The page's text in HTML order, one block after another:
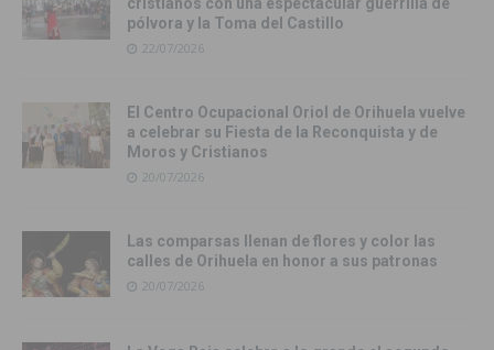
pólvora y la Toma del Castillo
22/07/2026
El Centro Ocupacional Oriol de Orihuela vuelve
a celebrar su Fiesta de la Reconquista y de
Moros y Cristianos
20/07/2026
Las comparsas llenan de flores y color las
calles de Orihuela en honor a sus patronas
20/07/2026